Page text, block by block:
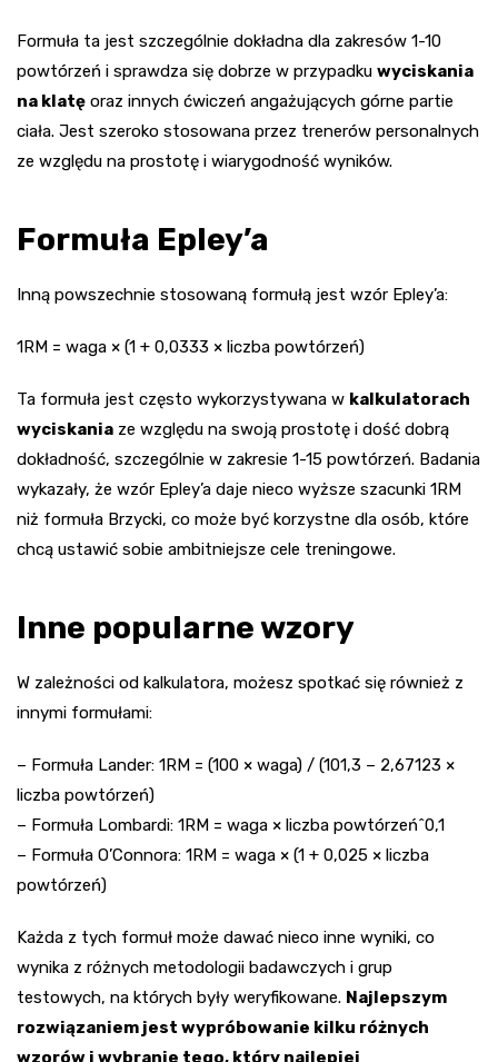
Formuła ta jest szczególnie dokładna dla zakresów 1-10
powtórzeń i sprawdza się dobrze w przypadku wyciskania
na klatę oraz innych ćwiczeń angażujących górne partie
ciała. Jest szeroko stosowana przez trenerów personalnych
ze względu na prostotę i wiarygodność wyników.
Formuła Epley’a
Inną powszechnie stosowaną formułą jest wzór Epley’a:
1RM = waga × (1 + 0,0333 × liczba powtórzeń)
Ta formuła jest często wykorzystywana w kalkulatorach
wyciskania ze względu na swoją prostotę i dość dobrą
dokładność, szczególnie w zakresie 1-15 powtórzeń. Badania
wykazały, że wzór Epley’a daje nieco wyższe szacunki 1RM
niż formuła Brzycki, co może być korzystne dla osób, które
chcą ustawić sobie ambitniejsze cele treningowe.
Inne popularne wzory
W zależności od kalkulatora, możesz spotkać się również z
innymi formułami:
– Formuła Lander: 1RM = (100 × waga) / (101,3 – 2,67123 ×
liczba powtórzeń)
– Formuła Lombardi: 1RM = waga × liczba powtórzeń^0,1
– Formuła O’Connora: 1RM = waga × (1 + 0,025 × liczba
powtórzeń)
Każda z tych formuł może dawać nieco inne wyniki, co
wynika z różnych metodologii badawczych i grup
testowych, na których były weryfikowane. Najlepszym
rozwiązaniem jest wypróbowanie kilku różnych
wzorów i wybranie tego, który najlepiej